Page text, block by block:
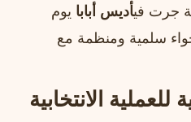
جرت فيأديس أبابا يوم
2026، في أجواء سلمية ومنظمة مع
للعملية الانتخابية